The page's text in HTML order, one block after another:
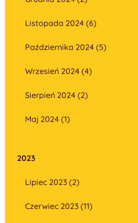
Listopada 2024 (6)
Października 2024 (5)
Wrzesień 2024 (4)
Sierpień 2024 (2)
Maj 2024 (1)
2023
Lipiec 2023 (2)
Czerwiec 2023 (11)